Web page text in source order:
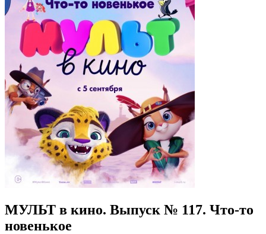
МУЛЬТ в кино. Выпуск № 117. Что-то
новенькое